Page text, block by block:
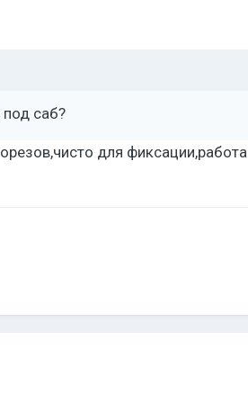
саб?
для